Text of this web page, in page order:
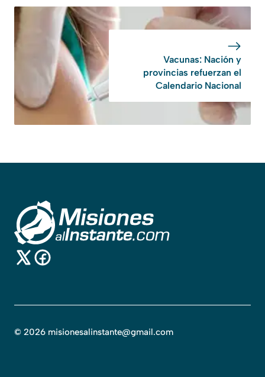
Vacunas: Nación y
provincias refuerzan el
Calendario Nacional
© 2026 misionesalinstante@gmail.com